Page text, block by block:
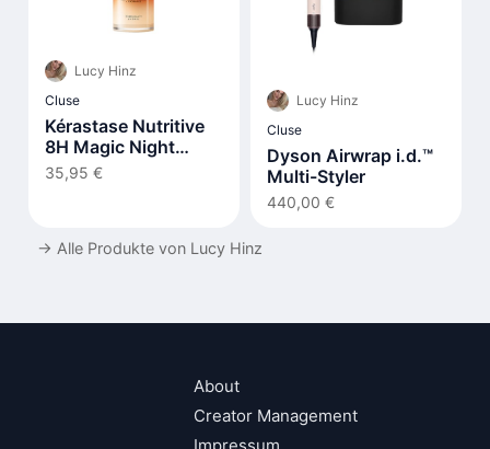
Lucy Hinz
Cluse
Kérastase Nutritive
8H Magic Night
Serum
35,95 €
Lucy Hinz
Cluse
Dyson Airwrap i.d.™
Multi-Styler
440,00 €
→ Alle Produkte von Lucy Hinz
About
Creator Management